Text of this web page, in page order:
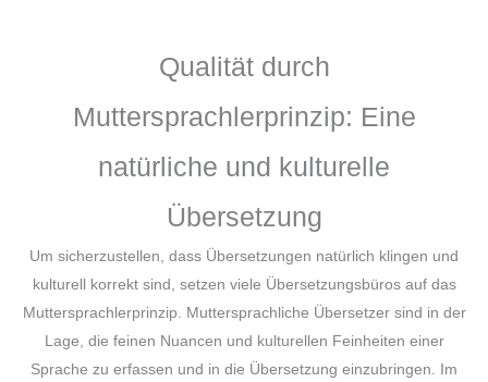
Qualität durch
Muttersprachlerprinzip: Eine
natürliche und kulturelle
Übersetzung
Um sicherzustellen, dass Übersetzungen natürlich klingen und
kulturell korrekt sind, setzen viele Übersetzungsbüros auf das
Muttersprachlerprinzip. Muttersprachliche Übersetzer sind in der
Lage, die feinen Nuancen und kulturellen Feinheiten einer
Sprache zu erfassen und in die Übersetzung einzubringen. Im